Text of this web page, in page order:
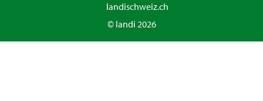
landischweiz.ch
© landi 2026